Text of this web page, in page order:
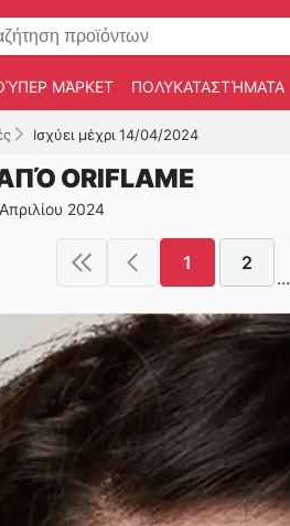
ΜΆΡΚΕΤ ΠΟΛΥΚΑΤΑΣΤΉΜΑΤΑ
Ισχύει μέχρι 14/04/2024
ORIFLAME
2024
1 2
...